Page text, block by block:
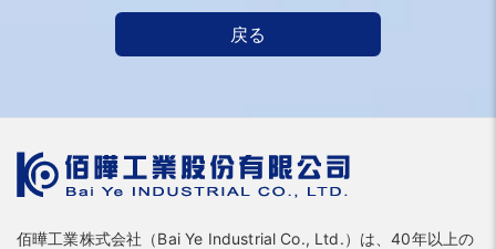
戻る
佰曄工業株式会社（Bai Ye Industrial Co., Ltd.）は、40年以上の